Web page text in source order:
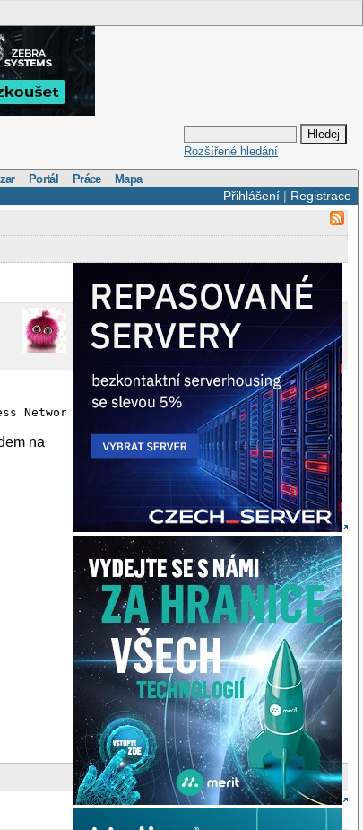
Rozšířené hledání
Portál Práce Mapa
Přihlášení| Registrace
na